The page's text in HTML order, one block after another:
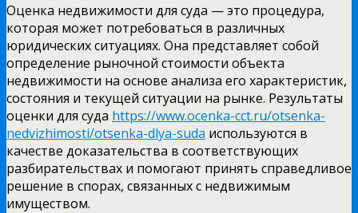
Оценка недвижимости для суда — это процедура,
которая может потребоваться в различных
юридических ситуациях. Она представляет собой
определение рыночной стоимости объекта
недвижимости на основе анализа его характеристик,
состояния и текущей ситуации на рынке. Результаты
оценки для суда https://www.ocenka-cct.ru/otsenka-
nedvizhimosti/otsenka-dlya-suda используются в
качестве доказательства в соответствующих
разбирательствах и помогают принять справедливое
решение в спорах, связанных с недвижимым
имуществом.